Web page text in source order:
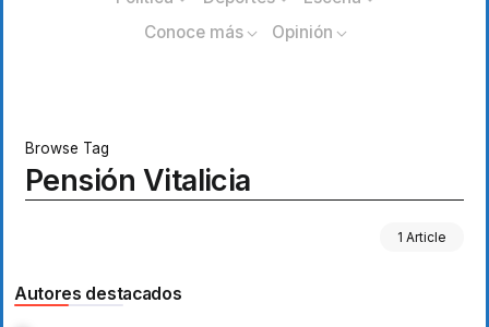
Conoce más
Opinión
Browse Tag
Pensión Vitalicia
1 Article
Autores destacados